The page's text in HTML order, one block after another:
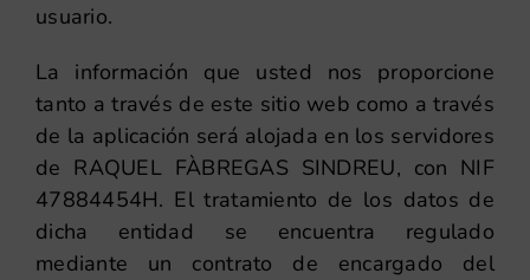
usuario.
La información que usted nos proporcione
tanto a través de este sitio web como a través
de la aplicación será alojada en los servidores
de RAQUEL FÀBREGAS SINDREU, con NIF
47884454H. El tratamiento de los datos de
dicha entidad se encuentra regulado
mediante un contrato de encargado del